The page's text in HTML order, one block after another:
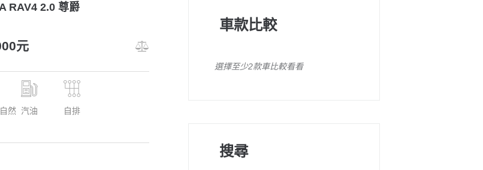
RAV4 2.0 尊爵
元
然 汽油 自排
車款比較
選擇至少2款車比較看看
搜尋